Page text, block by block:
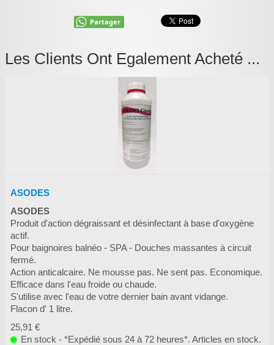
Partager
Les Clients Ont Egalement Acheté ...
ASODES
ASODES
Produit d'action dégraissant et désinfectant à base d'oxygène
actif.
Pour baignoires balnéo - SPA - Douches massantes à circuit
fermé.
Action anticalcaire. Ne mousse pas. Ne sent pas. Economique.
Efficace dans l'eau froide ou chaude.
S'utilise avec l'eau de votre dernier bain avant vidange.
Flacon d' 1 litre.
25,91 €
En stock - *Expédié sous 24 à 72 heures*. Articles en stock.